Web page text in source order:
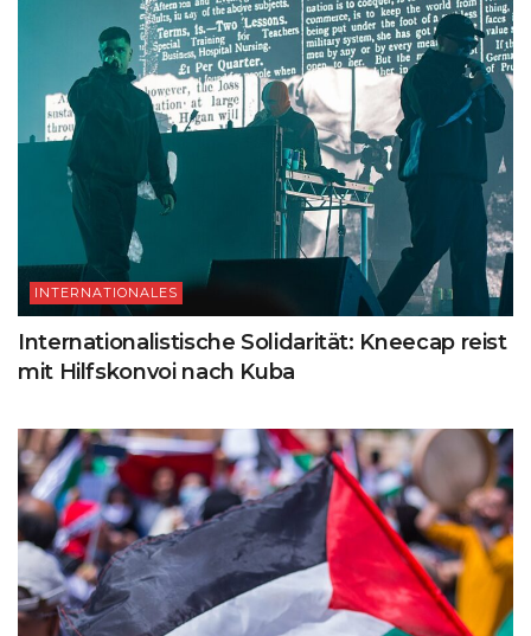
INTERNATIONALES
Internationalistische Solidarität: Kneecap reist
mit Hilfskonvoi nach Kuba